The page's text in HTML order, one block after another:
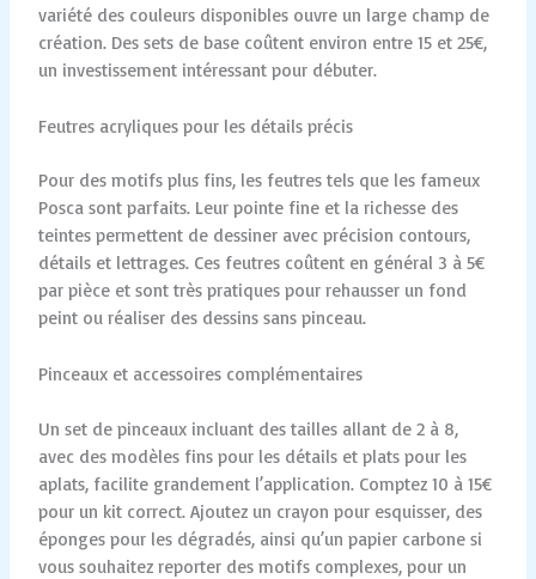
variété des couleurs disponibles ouvre un large champ de
création. Des sets de base coûtent environ entre 15 et 25€,
un investissement intéressant pour débuter.
Feutres acryliques pour les détails précis
Pour des motifs plus fins, les feutres tels que les fameux
Posca sont parfaits. Leur pointe fine et la richesse des
teintes permettent de dessiner avec précision contours,
détails et lettrages. Ces feutres coûtent en général 3 à 5€
par pièce et sont très pratiques pour rehausser un fond
peint ou réaliser des dessins sans pinceau.
Pinceaux et accessoires complémentaires
Un set de pinceaux incluant des tailles allant de 2 à 8,
avec des modèles fins pour les détails et plats pour les
aplats, facilite grandement l’application. Comptez 10 à 15€
pour un kit correct. Ajoutez un crayon pour esquisser, des
éponges pour les dégradés, ainsi qu’un papier carbone si
vous souhaitez reporter des motifs complexes, pour un